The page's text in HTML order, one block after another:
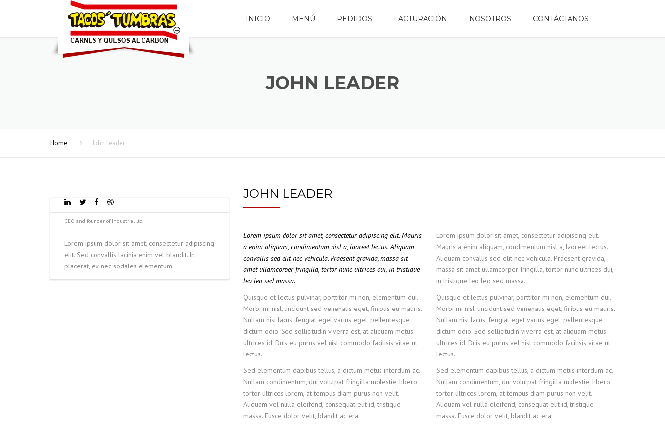
INICIO MENÚ PEDIDOS FACTURACIÓN NOSOTROS CONTÁCTANOS
JOHN LEADER
Home John Leader
CEO and founder of Industrial ltd.
Lorem ipsum dolor sit amet, consectetur adipiscing
elit. Sed convallis lacinia enim vel blandit. In
placerat, ex nec sodales elementum.
JOHN LEADER
Lorem ipsum dolor sit amet, consectetur adipiscing elit. Mauris
a enim aliquam, condimentum nisl a, laoreet lectus. Aliquam
convallis sed elit nec vehicula. Praesent gravida, massa sit
amet ullamcorper fringilla, tortor nunc ultrices dui, in tristique
leo leo sed massa.
Quisque et lectus pulvinar, porttitor mi non, elementum dui.
Morbi mi nisl, tincidunt sed venenatis eget, finibus eu mauris.
Nullam nisi lacus, feugiat eget varius eget, pellentesque
dictum odio. Sed sollicitudin viverra est, at aliquam metus
ultrices id. Duis eu purus vel nisl commodo facilisis vitae ut
lectus.
Sed elementum dapibus tellus, a dictum metus interdum ac.
Nullam condimentum, dui volutpat fringilla molestie, libero
tortor ultrices lorem, at tempus diam purus non velit.
Aliquam vel nulla eleifend, consequat elit id, tristique
massa. Fusce dolor velit, blandit ac era.
Lorem ipsum dolor sit amet, consectetur adipiscing elit.
Mauris a enim aliquam, condimentum nisl a, laoreet lectus.
Aliquam convallis sed elit nec vehicula. Praesent gravida,
massa sit amet ullamcorper fringilla, tortor nunc ultrices dui,
in tristique leo leo sed massa.
Quisque et lectus pulvinar, porttitor mi non, elementum dui.
Morbi mi nisl, tincidunt sed venenatis eget, finibus eu mauris.
Nullam nisi lacus, feugiat eget varius eget, pellentesque
dictum odio. Sed sollicitudin viverra est, at aliquam metus
ultrices id. Duis eu purus vel nisl commodo facilisis vitae ut
lectus.
Sed elementum dapibus tellus, a dictum metus interdum ac.
Nullam condimentum, dui volutpat fringilla molestie, libero
tortor ultrices lorem, at tempus diam purus non velit.
Aliquam vel nulla eleifend, consequat elit id, tristique
massa. Fusce dolor velit, blandit ac era.